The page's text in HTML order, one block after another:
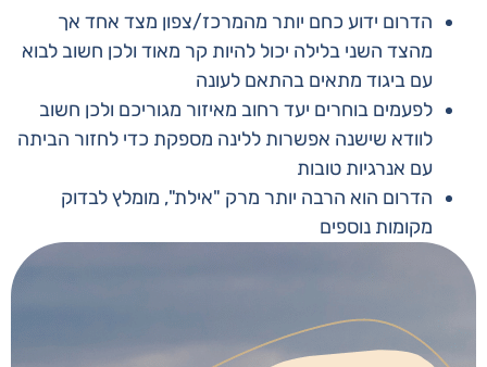
הדרום ידוע כחם יותר מהמרכז/צפון מצד אחד אך
מהצד השני בלילה יכול להיות קר מאוד ולכן חשוב לבוא
עם ביגוד מתאים בהתאם לעונה
לפעמים בוחרים יעד רחוב מאיזור מגוריכם ולכן חשוב
לוודא שישנה אפשרות ללינה מספקת כדי לחזור הביתה
עם אנרגיות טובות
הדרום הוא הרבה יותר מרק "אילת", מומלץ לבדוק
מקומות נוספים